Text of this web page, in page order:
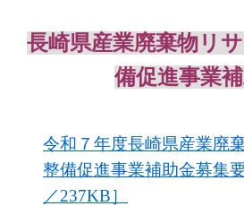
長崎県産業廃棄物リ
備促進事業
令和７年度長崎県産業廃
整備促進事業補助金募集
／237KB］